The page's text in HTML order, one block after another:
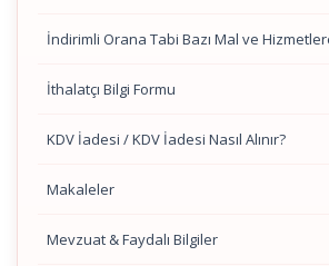
İndirimli Orana Tabi Bazı Mal ve
İthalatçı Bilgi Formu
KDV İadesi / KDV İadesi Nasıl Alınır?
Makaleler
Mevzuat & Faydalı Bilgiler